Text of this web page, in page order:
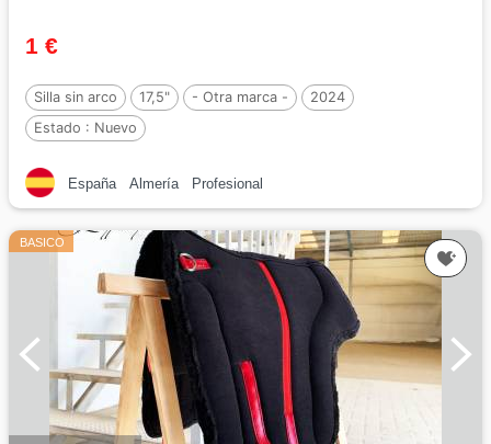
1 €
Silla sin arco 17,5" - Otra marca -
2024
Estado : Nuevo
España Almería Profesional
BASICO